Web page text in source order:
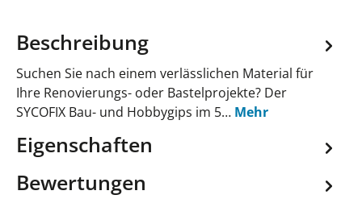
Beschreibung
Suchen Sie nach einem verlässlichen Material für
Ihre Renovierungs- oder Bastelprojekte? Der
SYCOFIX Bau- und Hobbygips im 5… Mehr
Eigenschaften
Bewertungen